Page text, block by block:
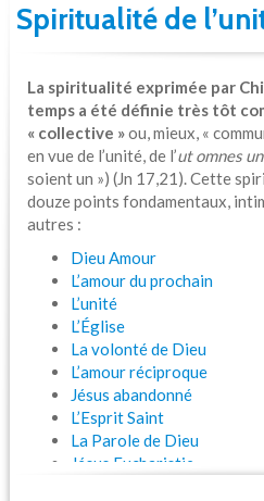
Spiritualité de
La spiritualité exprimée par
temps a été définie très tôt
« collective »ou, mieux, «
en vue de l’unité, de l’ut omnes
soient un ») (Jn 17,21). Cette
douze points fondamentaux,
autres :
Dieu Amour
L’amour du prochain
L’unité
L’Église
La volonté de Dieu
L’amour réciproque
Jésus abandonné
L’Esprit Saint
La Parole de Dieu
Jésus Eucharistie